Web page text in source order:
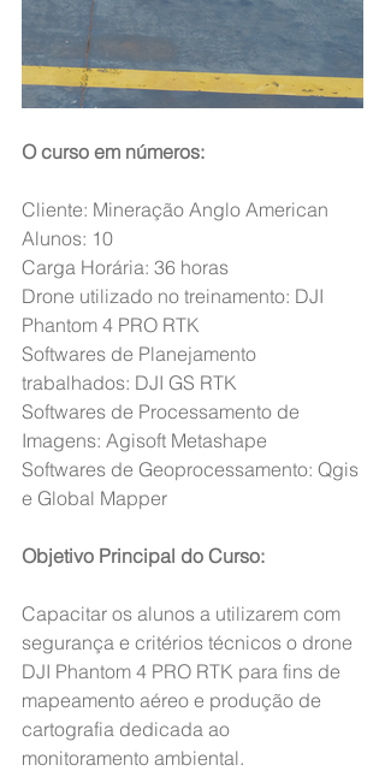
O curso em números:
Cliente: Mineração Anglo American
Alunos: 10
Carga Horária: 36 horas
Drone utilizado no treinamento: DJI
Phantom 4 PRO RTK
Softwares de Planejamento
trabalhados: DJI GS RTK
Softwares de Processamento de
Imagens: Agisoft Metashape
Softwares de Geoprocessamento: Qgis
e Global Mapper
Objetivo Principal do Curso:
Capacitar os alunos a utilizarem com
segurança e critérios técnicos o drone
DJI Phantom 4 PRO RTK para fins de
mapeamento aéreo e produção de
cartografia dedicada ao
monitoramento ambiental.